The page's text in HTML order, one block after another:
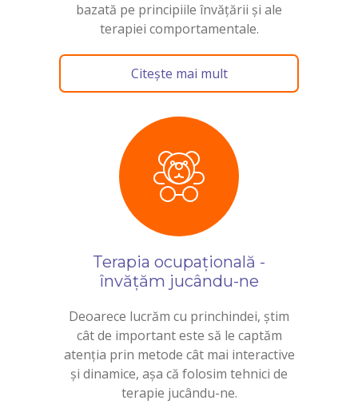
bazată pe principiile învățării și ale
terapiei comportamentale.
Citește mai mult
Terapia ocupațională -
învățăm jucându-ne
Deoarece lucrăm cu princhindei, știm
cât de important este să le captăm
atenția prin metode cât mai interactive
și dinamice, așa că folosim tehnici de
terapie jucându-ne.